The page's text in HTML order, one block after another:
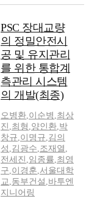
PSC 장대교량
의 정밀안전시
공 및 유지관리
를 위한 통합계
측관리 시스템
의 개발(최종)
오병환,이순병 ,최상
진 ,최형 ,양인환,박
창규,이명규,김의
성 ,김광수,조재열 ,
전세진 ,임종률,최영
구,이경훈,서울대학
교,동부건설 ,바투엔
지니어링